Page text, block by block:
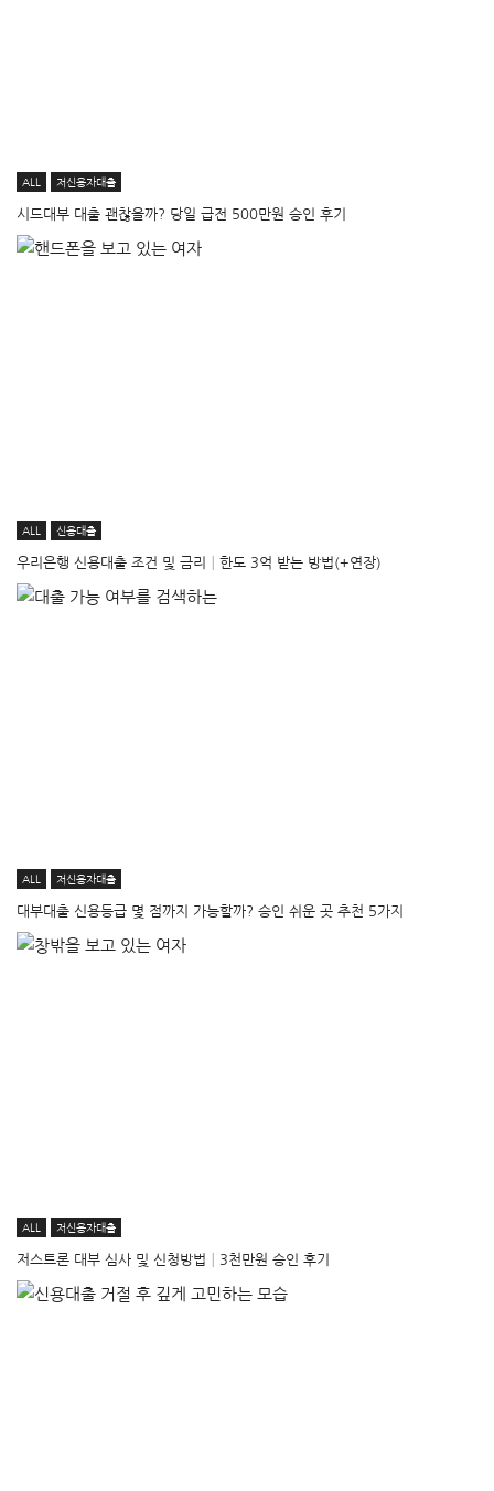
ALL 저신용자대출
시드대부 대출 괜찮을까? 당일 급전 500만원 승인 후기
ALL 신용대출
우리은행 신용대출 조건 및 금리│한도 3억 받는 방법(+연장)
ALL 저신용자대출
대부대출 신용등급 몇 점까지 가능할까? 승인 쉬운 곳 추천 5가지
ALL 저신용자대출
저스트론 대부 심사 및 신청방법│3천만원 승인 후기